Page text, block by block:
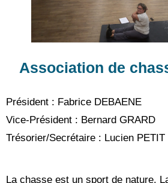
Association de
Président : Fabrice DEBAENE
Vice-Président : Bernard GRARD
Trésorier/Secrétaire : Lucien PETIT
La chasse est un sport de nature.